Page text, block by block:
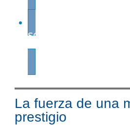
SOPORTE GLOBAL
La fuerza de una
prestigio